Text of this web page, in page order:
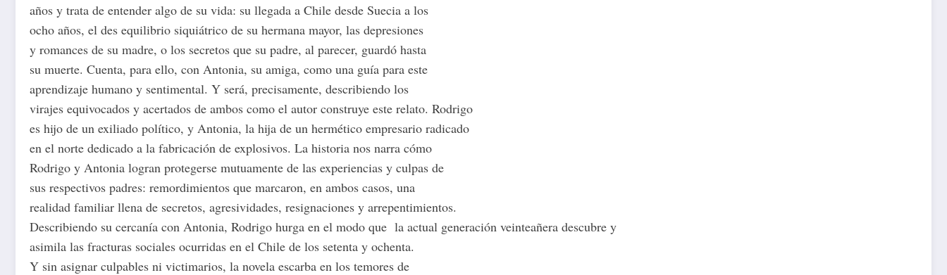
años y trata de entender algo de su vida: su llegada a Chile desde Suecia a los
ocho años, el des equilibrio siquiátrico de su hermana mayor, las depresiones
y romances de su madre, o los secretos que su padre, al parecer, guardó hasta
su muerte. Cuenta, para ello, con Antonia, su amiga, como una guía para este
aprendizaje humano y sentimental. Y será, precisamente, describiendo los
virajes equivocados y acertados de ambos como el autor construye este relato. Rodrigo
es hijo de un exiliado político, y Antonia, la hija de un hermético empresario radicado
en el norte dedicado a la fabricación de explosivos. La historia nos narra cómo
Rodrigo y Antonia logran protegerse mutuamente de las experiencias y culpas de
sus respectivos padres: remordimientos que marcaron, en ambos casos, una
realidad familiar llena de secretos, agresividades, resignaciones y arrepentimientos.
Describiendo su cercanía con Antonia, Rodrigo hurga en el modo que la actual generación veinteañera descubre y
asimila las fracturas sociales ocurridas en el Chile de los setenta y ochenta.
Y sin asignar culpables ni victimarios, la novela escarba en los temores de